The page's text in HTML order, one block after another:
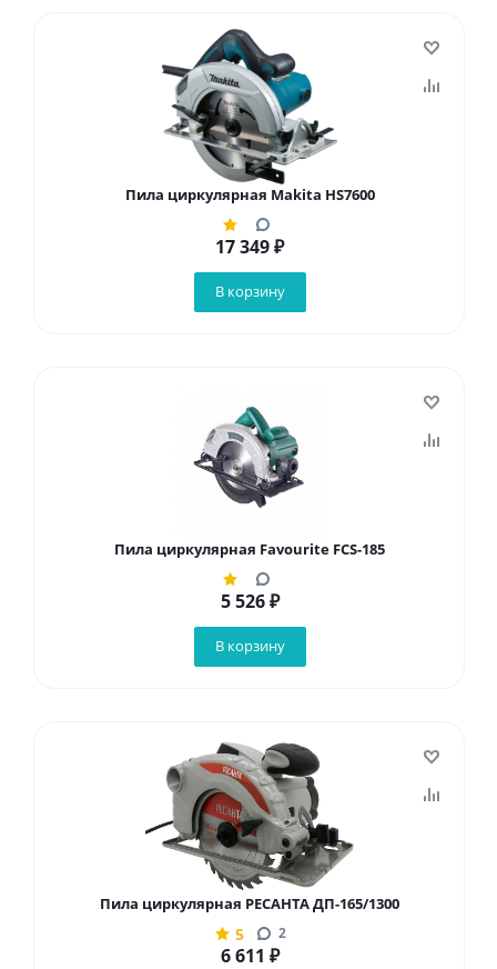
Пила циркулярная Makita HS7600
17 349₽
В корзину
Пила циркулярная Favourite FCS-185
5 526₽
В корзину
Пила циркулярная РЕСАНТА ДП-165/1300
5 2
6 611 ₽